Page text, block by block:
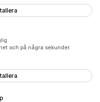
och på några sekunder.